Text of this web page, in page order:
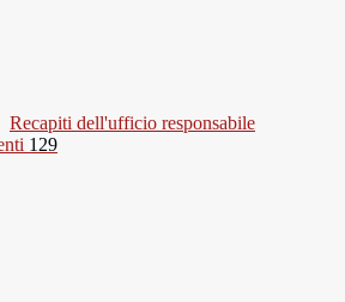
Recapiti dell'ufficio responsabile
129